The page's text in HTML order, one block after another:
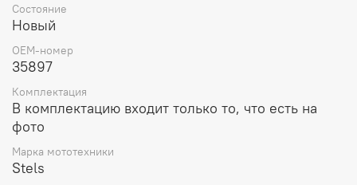
Состояние
Новый
OEM-номер
35897
Комплектация
В комплектацию входит только то, что есть на
фото
Марка мототехники
Stels